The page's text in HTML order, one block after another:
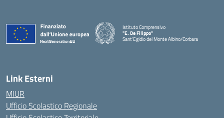
Istituto Comprensivo
"E. De Filippo"
Sant'Egidio del Monte Albino/Corbara
Link Esterni
MIUR
Ufficio Scolastico Regionale